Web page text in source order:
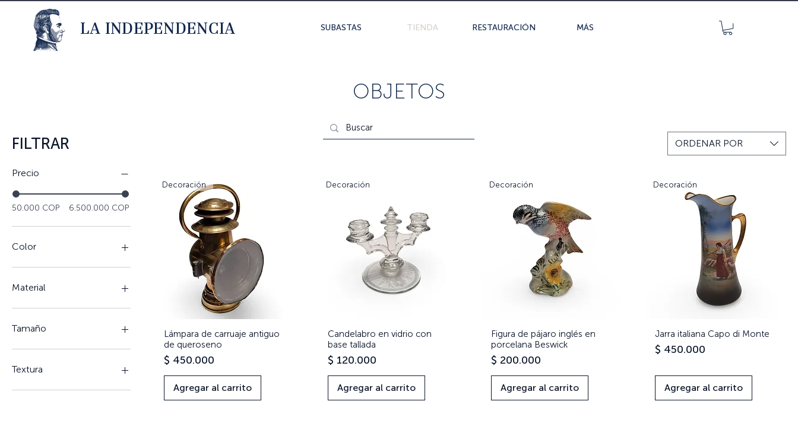
LA INDEPENDENCIA SUBASTAS TIENDA RESTAURACIÓN MÁS
OBJETOS
FILTRAR
Precio
50.000 COP 6.500.000 COP
Color
Material
Bronce
cristal
Metal
plata
Vidrio
Tamaño
Mediano
Pequeño
Textura
Ondulado
ORDENAR POR
Vista rápida
Decoración
Lámpara de carruaje antiguo
de queroseno
Precio
$ 450.000
Agregar al carrito
Vista rápida
Decoración
Candelabro en vidrio con
base tallada
Precio
$ 120.000
Agregar al carrito
Vista rápida
Decoración
Figura de pájaro inglés en
porcelana Beswick
Precio
$ 200.000
Agregar al carrito
Vista rápida
Decoración
Jarra italiana Capo di Monte
Precio
$ 450.000
Agregar al carrito